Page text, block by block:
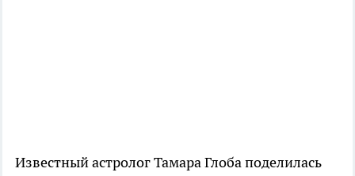
Известный астролог Тамара Глоба поделилась